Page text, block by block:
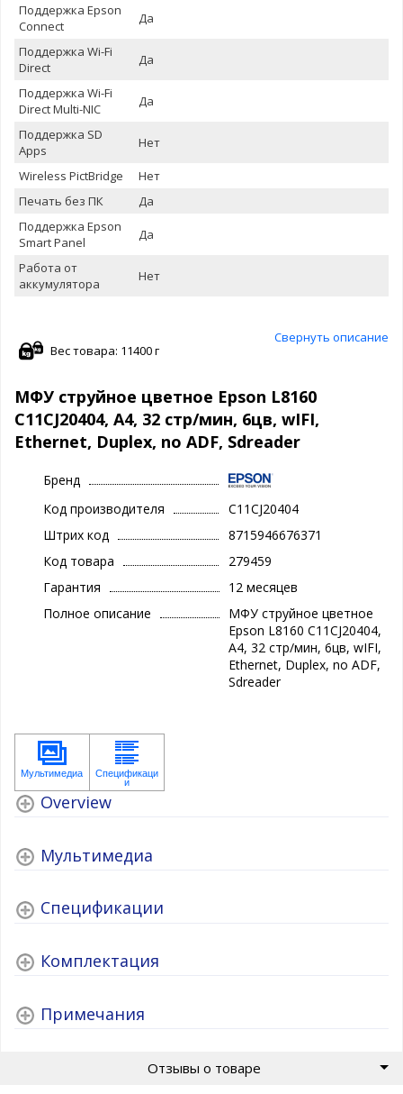
Поддержка Epson
Connect
Да
Поддержка Wi-Fi
Direct
Да
Поддержка Wi-Fi
Direct Multi-NIC
Да
Поддержка SD
Apps
Нет
Wireless PictBridge
Нет
Печать без ПК
Да
Поддержка Epson
Smart Panel
Да
Работа от
аккумулятора
Нет
Свернуть описание
Вес товара: 11400 г
МФУ струйное цветное Epson L8160
C11CJ20404, А4, 32 стр/мин, 6цв, wIFI,
Ethernet, Duplex, no ADF, Sdreader
Бренд
Код производителя
C11CJ20404
Штрих код
8715946676371
Код товара
279459
Гарантия
12 месяцев
Полное описание
МФУ струйное цветное
Epson L8160 C11CJ20404,
А4, 32 стр/мин, 6цв, wIFI,
Ethernet, Duplex, no ADF,
Sdreader
Overview
Мультимедиа
Спецификации
Комплектация
Примечания
Отзывы о товаре